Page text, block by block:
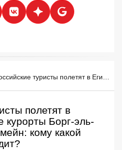
Российские туристы полетят в Египет на новые курорты Борг-эль-Араб и Эль-Аламейн: кому какой большее подходит?
полетят в
курорты Борг-эль-
кому какой